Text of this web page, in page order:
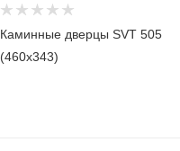
Каминные дверцы SVT 505
(460x343)